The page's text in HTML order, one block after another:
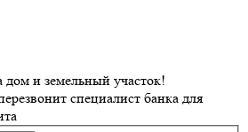
дом и земельный участок!
специалист банка для